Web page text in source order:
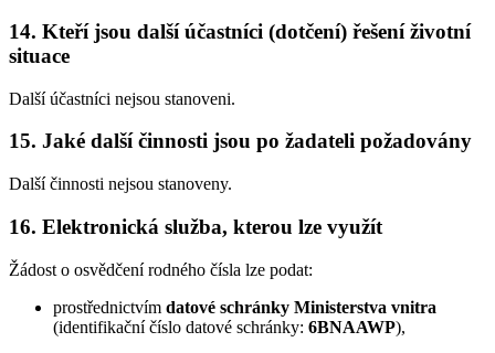
14. Kteří jsou další účastníci (dotčení) řešení životní
situace
Další účastníci nejsou stanoveni.
15. Jaké další činnosti jsou po žadateli požadovány
Další činnosti nejsou stanoveny.
16. Elektronická služba, kterou lze využít
Žádost o osvědčení rodného čísla lze podat:
prostřednictvím datové schránky Ministerstva vnitra
(identifikační číslo datové schránky: 6BNAAWP),